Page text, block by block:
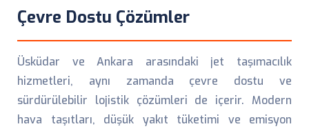
Çevre Dostu Çözümler
Üsküdar ve Ankara arasındaki jet taşımacılık
hizmetleri, aynı zamanda çevre dostu ve
sürdürülebilir lojistik çözümleri de içerir. Modern
hava taşıtları, düşük yakıt tüketimi ve emisyon